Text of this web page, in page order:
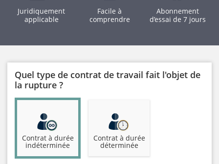
Juridiquement
applicable
Facile à
comprendre
Abonnement
d’essai de 7 jours
Quel type de contrat de travail fait l'objet de
la rupture ?
Contrat à durée
indéterminée
Contrat à durée
déterminée